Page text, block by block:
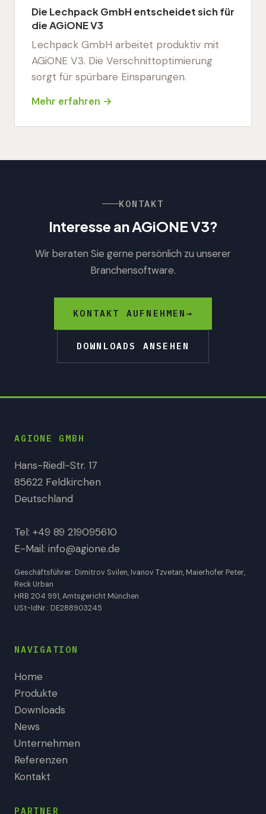
Die Lechpack GmbH entscheidet sich für
die AGiONE V3
Lechpack GmbH arbeitet produktiv mit
AGiONE V3. Die Verschnittoptimierung
sorgt für spürbare Einsparungen.
Mehr erfahren →
KONTAKT
Interesse an AGiONE V3?
Wir beraten Sie gerne persönlich zu unserer
Branchensoftware.
KONTAKT AUFNEHMEN →
DOWNLOADS ANSEHEN
AGIONE GMBH
Hans-Riedl-Str. 17
85622 Feldkirchen
Deutschland
Tel: +49 89 219095610
E-Mail: info@agione.de
Geschäftsführer: Dimitrov Svilen, Ivanov Tzvetan, Maierhofer Peter,
Reck Urban
HRB 204 991, Amtsgericht München
USt-IdNr.: DE288903245
NAVIGATION
Home
Produkte
Downloads
News
Unternehmen
Referenzen
Kontakt
PARTNER